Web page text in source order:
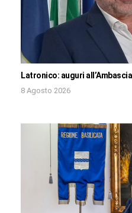
Latronico: auguri
8 Agosto 2026